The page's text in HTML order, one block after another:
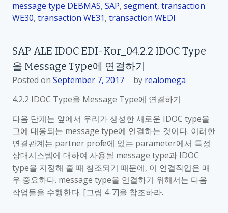
message type DEBMAS, SAP, segment, transaction
WE30, transaction WE31, transaction WEDI
SAP ALE IDOC EDI-Kor_04.2.2 IDOC Type
을 Message Type에 연결하기
Posted on September 7, 2017 by realomega
4.2.2 IDOC Type을 Message Type에 연결하기
다음 단계는 앞에서 우리가 생성한 새로운 IDOC type을
그에 대응되는 message type에 연결하는 것이다. 이러한
연결관계는 partner profile에 있는 parameter에서 특정
상대시스템에 대하여 사용될 message type과 IDOC
type을 지정해 줄 때 참조되기 때문에, 이 연결작업은 매
우 중요하다. message type을 연결하기 위해서는 다음
작업들을 수행한다. [그림 4-7]을 참조하라.